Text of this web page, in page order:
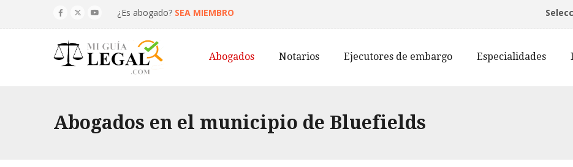
¿Es abogado? SEA MIEMBRO
Abogados Notarios Ejecutores de embargo Especialidades
Abogados en el municipio de Bluefields